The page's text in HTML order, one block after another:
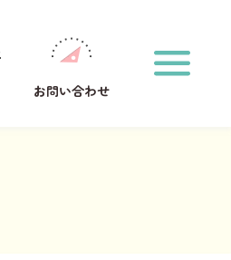
お問い合わせ